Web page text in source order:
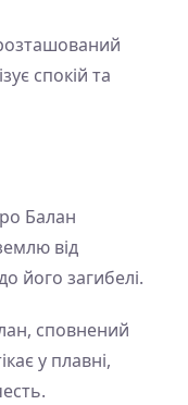
спокій та
Балан
від
його загибелі.
сповнений
у плавні,